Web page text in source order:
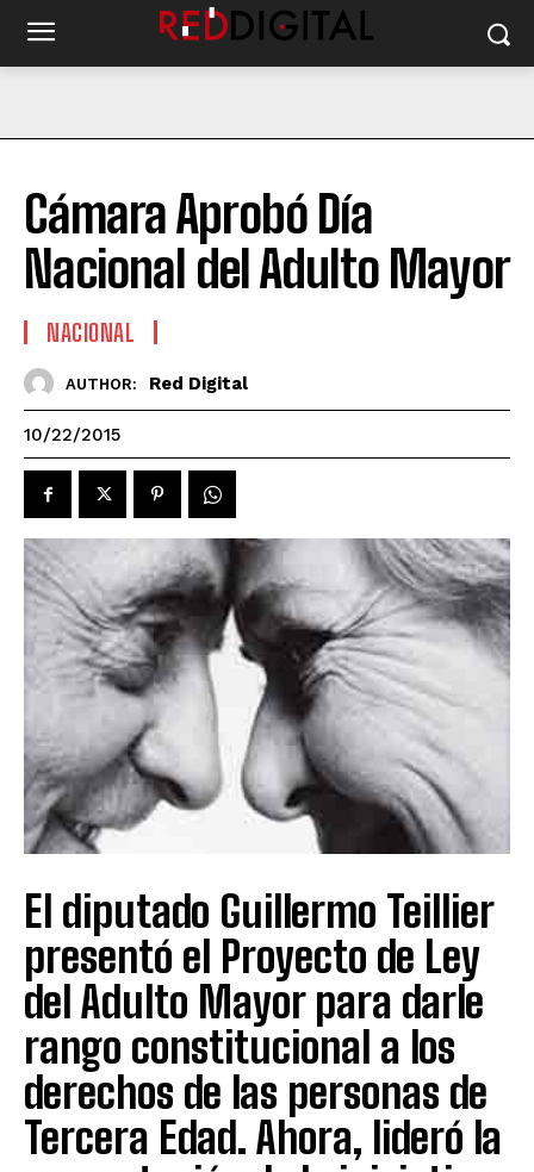
Cámara Aprobó Día
Nacional del Adulto Mayor
NACIONAL
AUTHOR: Red Digital
10/22/2015
El diputado Guillermo Teillier
presentó el Proyecto de Ley
del Adulto Mayor para darle
rango constitucional a los
derechos de las personas de
Tercera Edad. Ahora, lideró la